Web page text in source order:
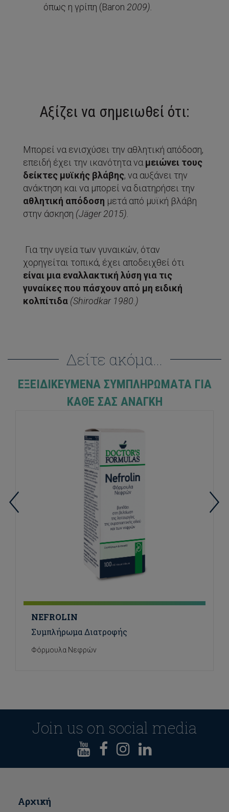
όπως η γρίπη (Baron 2009).
Αξίζει να σημειωθεί ότι:
Μπορεί να ενισχύσει την αθλητική απόδοση,
επειδή έχει την ικανότητα να μειώνει τους
δείκτες μυϊκής βλάβης, να αυξάνει την
ανάκτηση και να μπορεί να διατηρήσει την
αθλητική απόδοση μετά από μυϊκή βλάβη
στην άσκηση (Jäger2015).
Για την υγεία των γυναικών, όταν
χορηγείται τοπικά, έχει αποδειχθεί ότι
είναι μια εναλλακτική λύση για τις
γυναίκες που πάσχουν από μη ειδική
κολπίτιδα (Shirodkar1980.)
Δείτε ακόμα...
ΕΞΕΙΔΙΚΕΥΜΈΝΑ ΣΥΜΠΛΗΡΏΜΑΤΑ ΓΙΑ
ΚΆΘΕ ΣΑΣ ΑΝΆΓΚΗ
NEFROLIN
Συμπλήρωμα Διατροφής
Φόρμουλα Νεφρών
Join us on social media
Αρχική